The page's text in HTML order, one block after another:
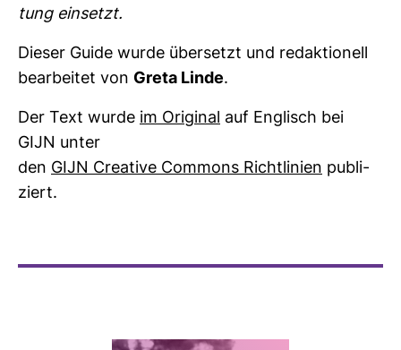
tung ein­setzt.
Dieser Guide wurde über­setzt und redak­tio­nell
bear­beitet von Greta Linde.
Der Text wurde im Ori­ginal auf Eng­lisch bei
GIJN unter
den GIJN Crea­tive Com­mons Richt­li­nien publi­
ziert.